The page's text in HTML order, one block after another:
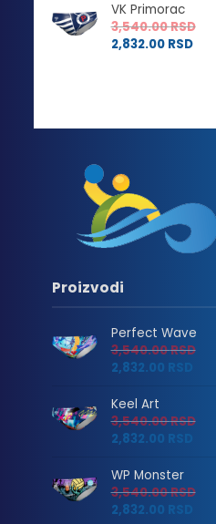
VK Primorac
3,540.00RSD
2,832.00 RSD
Proizvodi
Perfect Wave
3,540.00RSD
2,832.00 RSD
Keel Art
3,540.00RSD
2,832.00 RSD
WP Monster
3,540.00RSD
2,832.00 RSD